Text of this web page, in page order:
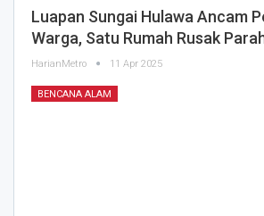
Luapan Sungai Hulawa Ancam
Warga, Satu Rumah Rusak
HarianMetro 11 Apr 2025
BENCANA ALAM